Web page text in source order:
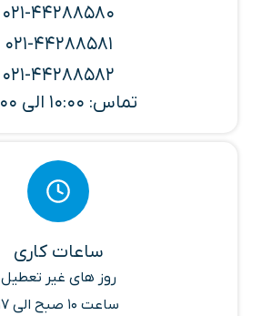
021-44288580
021-44288581
021-44288582
تماس: 10:00 الی 17:00
ساعات کاری
روز های غیر تعطیل
ساعت 10 صبح الی 17